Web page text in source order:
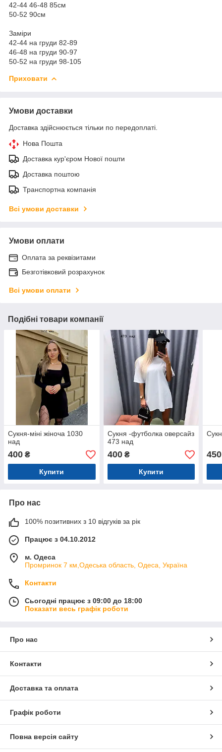
42-44 46-48 85см
50-52 90см
Заміри
42-44 на груди 82-89
46-48 на груди 90-97
50-52 на груди 98-105
Приховати
Умови доставки
Доставка здійснюється тільки по передоплаті.
Нова Пошта
Доставка кур'єром Нової пошти
Доставка поштою
Транспортна компанія
Всі умови доставки
Умови оплати
Оплата за реквізитами
Безготівковий розрахунок
Всі умови оплати
Подібні товари компанії
Сукня-міні жіноча 1030
над
400 ₴
Купити
Сукня -футболка оверсайз
473 над
400₴
Купити
450
Про нас
100% позитивних з 10 відгуків за рік
Працює з 04.10.2012
м. Одеса
Промринок 7 км,Одеська область, Одеса, Україна
Контакти
Сьогодні працює з 09:00 до 18:00
Показати весь графік роботи
Про нас
Контакти
Доставка та оплата
Графік роботи
Повна версія сайту